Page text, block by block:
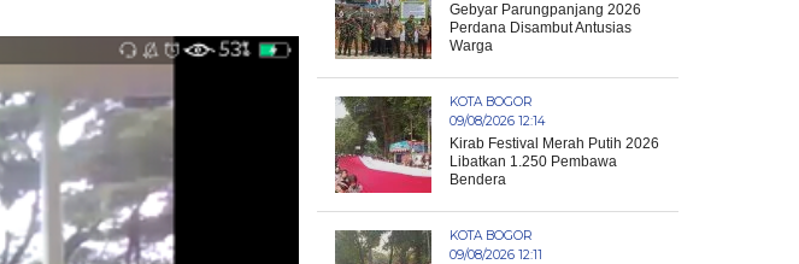
Gebyar Parungpanjang 2026
Perdana Disambut Antusias
Warga
KOTA BOGOR
09/08/2026 12:14
Kirab Festival Merah Putih 2026
Libatkan 1.250 Pembawa
Bendera
KOTA BOGOR
09/08/2026 12:11